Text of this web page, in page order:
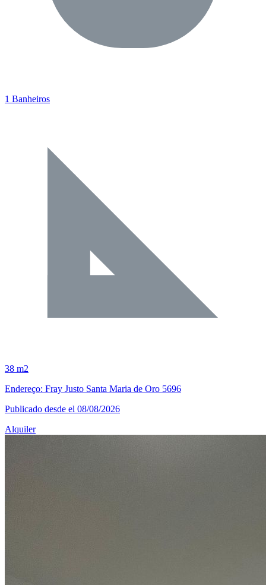
1 Banheiros
38 m2
Endereço: Fray Justo Santa Maria de Oro 5696
Publicado desde el 08/08/2026
Alquiler